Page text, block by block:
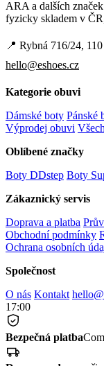
ARA a dalších
fyzicky skladem v
📍 Rybná 716/24,
hello@eshoes.cz
Kategorie obuvi
Dámské boty Pánské
Výprodej obuvi
Oblíbené značky
Boty DDstep Boty
Zákaznický servis
Doprava a platba
Obchodní podmínky
Ochrana osobních
Společnost
O nás Kontakt
17:00
Bezpečná platba